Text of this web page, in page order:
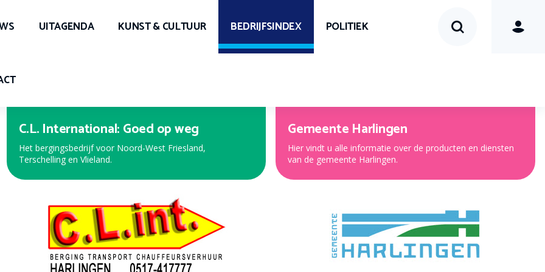
UITAGENDA KUNST & CULTUUR BEDRIJFSINDEX POLITIEK
Expert Harlingen
Bekijk de nieuwe folder met de beste aanbiedingen!
C.L. International: Goed op weg
Het bergingsbedrijf voor Noord-West Friesland,
Terschelling en Vlieland.
Gemeente Harlingen
Hier vindt u alle informatie over de producten en diensten
van de gemeente Harlingen.